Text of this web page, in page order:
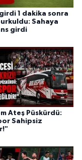
1 dakika sonra
Sahaya
girdi
Ateş Püskürdü:
Sahipsiz